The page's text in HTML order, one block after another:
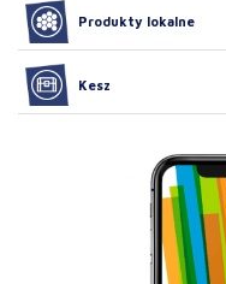
Produkty lokalne
Kesz